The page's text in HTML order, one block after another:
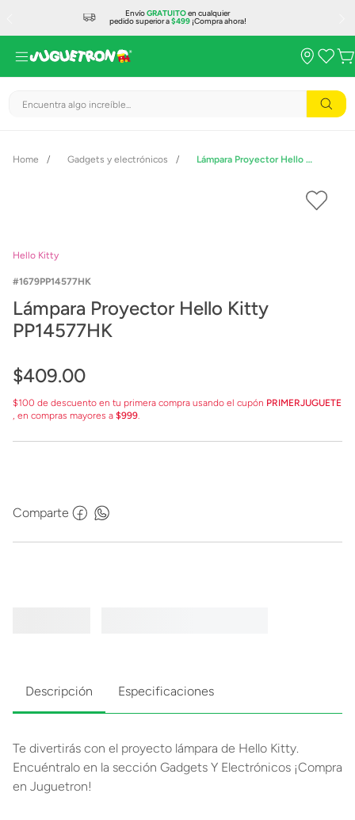
EnvíoGRATUITOen cualquier
pedido superior a$499¡Compra ahora!
Encuentra algo increíble...
Gadgets y electrónicos Lámpara Proyector Hello Kitty PP14577HK
Hello Kitty
1679PP14577HK
Lámpara Proyector Hello Kitty
PP14577HK
$409.00
$100 de descuento en tu primera compra usando el cupón PRIMERJUGUETE
, en compras mayores a $999.
Comparte
Descripción Especificaciones
Te divertirás con el proyecto lámpara de Hello Kitty.
Encuéntralo en la sección Gadgets Y Electrónicos ¡Compra
en Juguetron!